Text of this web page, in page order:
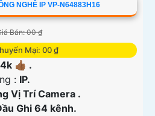
NGHÊ IP VP-N64883H16
Bán: 00 ₫
Mại: 00 ₫
👍🏾 .
: IP.
Vị Trí Camera .
Ghi 64 kênh.